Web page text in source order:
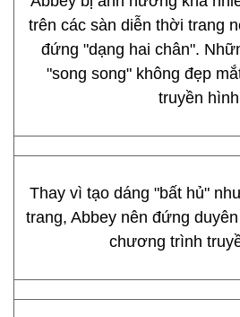
trên các sàn diễn thời trang
đứng "dạng hai chân".
"song song" không đẹp
truyền
Thay vì tạo dáng "bất hủ"
trang, Abbey nên đứng
chương trình